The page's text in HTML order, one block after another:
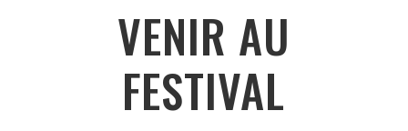
VENIR AU
FESTIVAL